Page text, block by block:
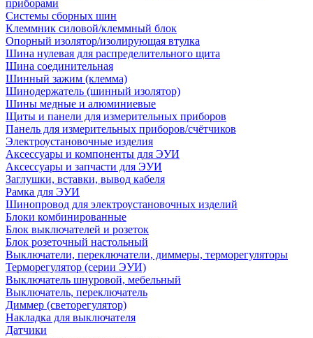
приборами
Системы сборных шин
Клеммник силовой/клеммный блок
Опорный изолятор/изолирующая втулка
Шина нулевая для распределительного щита
Шина соединительная
Шинный зажим (клемма)
Шинодержатель (шинный изолятор)
Шины медные и алюминиевые
Щиты и панели для измерительных приборов
Панель для измерительных приборов/счётчиков
Электроустановочные изделия
Аксессуары и компоненты для ЭУИ
Аксессуары и запчасти для ЭУИ
Заглушки, вставки, вывод кабеля
Рамка для ЭУИ
Шинопровод для электроустановочных изделий
Блоки комбинированные
Блок выключателей и розеток
Блок розеточный настольный
Выключатели, переключатели, диммеры, терморегуляторы
Терморегулятор (серии ЭУИ)
Выключатель шнуровой, мебельный
Выключатель, переключатель
Диммер (светорегулятор)
Накладка для выключателя
Датчики